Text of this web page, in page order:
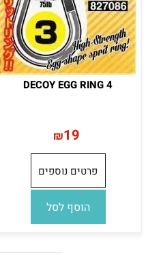
DECOY EGG RING 4
₪19
פרטים נוספים
הוסף לסל